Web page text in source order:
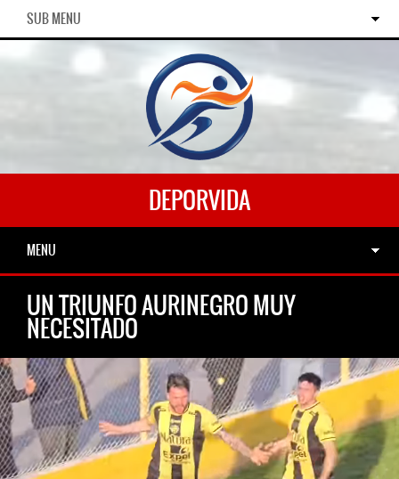
SUB MENU
DEPORVIDA
MENU
UN TRIUNFO AURINEGRO MUY
NECESITADO